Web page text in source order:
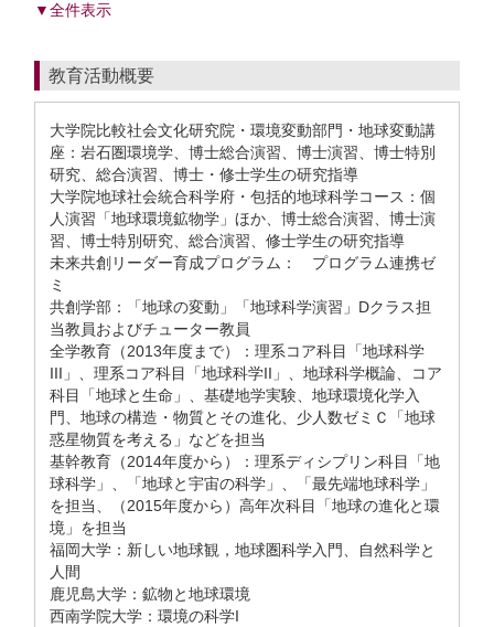
▼全件表示
教育活動概要
大学院比較社会文化研究院・環境変動部門・地球変動講
座：岩石圏環境学、博士総合演習、博士演習、博士特別
研究、総合演習、博士・修士学生の研究指導
大学院地球社会統合科学府・包括的地球科学コース：個
人演習「地球環境鉱物学」ほか、博士総合演習、博士演
習、博士特別研究、総合演習、修士学生の研究指導
未来共創リーダー育成プログラム： プログラム連携ゼ
ミ
共創学部：「地球の変動」「地球科学演習」Dクラス担
当教員およびチューター教員
全学教育（2013年度まで）：理系コア科目「地球科学
III」、理系コア科目「地球科学II」、地球科学概論、コア
科目「地球と生命」、基礎地学実験、地球環境化学入
門、地球の構造・物質とその進化、少人数ゼミＣ「地球
惑星物質を考える」などを担当
基幹教育（2014年度から）：理系ディシプリン科目「地
球科学」、「地球と宇宙の科学」、「最先端地球科学」
を担当、（2015年度から）高年次科目「地球の進化と環
境」を担当
福岡大学：新しい地球観，地球圏科学入門、自然科学と
人間
鹿児島大学：鉱物と地球環境
西南学院大学：環境の科学I